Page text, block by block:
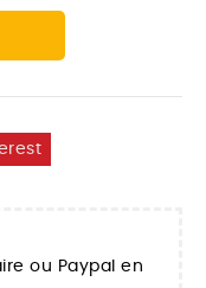
ou Paypal en